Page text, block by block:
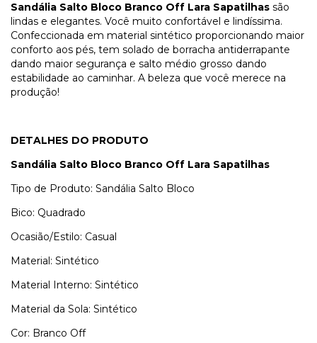
Sandália Salto Bloco Branco Off Lara Sapatilhas são
lindas e elegantes. Você muito confortável e lindíssima.
Confeccionada em material sintético proporcionando maior
conforto aos pés, tem solado de borracha antiderrapante
dando maior segurança e salto médio grosso dando
estabilidade ao caminhar. A beleza que você merece na
produção!
DETALHES DO PRODUTO
Sandália Salto Bloco Branco Off Lara Sapatilhas
Tipo de Produto: Sandália Salto Bloco
Bico: Quadrado
Ocasião/Estilo: Casual
Material: Sintético
Material Interno: Sintético
Material da Sola: Sintético
Cor: Branco Off